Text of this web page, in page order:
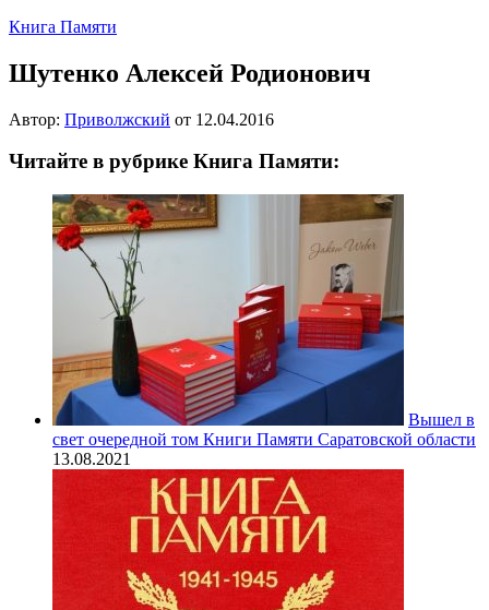
Книга Памяти
Шутенко Алексей Родионович
Автор: Приволжский от 12.04.2016
Читайте в рубрике Книга Памяти:
Вышел в
свет очередной том Книги Памяти Саратовской области
13.08.2021